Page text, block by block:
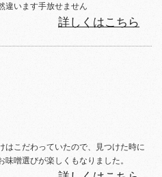
違います手放せません
詳しくはこちら
はこだわっていたので、見つけた時に
噌選びが楽しくもなりました。